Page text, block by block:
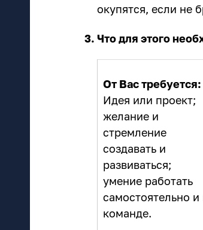
окупятся, если не
Что для этого
От Вас требуется:
Идея или проект;
желание и
стремление
создавать и
развиваться;
умение работать
самостоятельно и
команде.